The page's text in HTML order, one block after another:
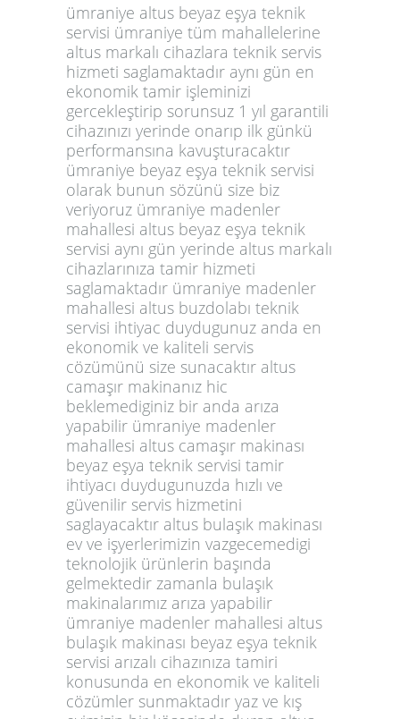
ümraniye altus beyaz eşya teknik
servisi ümraniye tüm mahallelerine
altus markalı cihazlara teknik servis
hizmeti saglamaktadır aynı gün en
ekonomik tamir işleminizi
gercekleştirip sorunsuz 1 yıl garantili
cihazınızı yerinde onarıp ilk günkü
performansına kavuşturacaktır
ümraniye beyaz eşya teknik servisi
olarak bunun sözünü size biz
veriyoruz ümraniye madenler
mahallesi altus beyaz eşya teknik
servisi aynı gün yerinde altus markalı
cihazlarınıza tamir hizmeti
saglamaktadır ümraniye madenler
mahallesi altus buzdolabı teknik
servisi ihtiyac duydugunuz anda en
ekonomik ve kaliteli servis
cözümünü size sunacaktır altus
camaşır makinanız hic
beklemediginiz bir anda arıza
yapabilir ümraniye madenler
mahallesi altus camaşır makinası
beyaz eşya teknik servisi tamir
ihtiyacı duydugunuzda hızlı ve
güvenilir servis hizmetini
saglayacaktır altus bulaşık makinası
ev ve işyerlerimizin vazgecemedigi
teknolojik ürünlerin başında
gelmektedir zamanla bulaşık
makinalarımız arıza yapabilir
ümraniye madenler mahallesi altus
bulaşık makinası beyaz eşya teknik
servisi arızalı cihazınıza tamiri
konusunda en ekonomik ve kaliteli
cözümler sunmaktadır yaz ve kış